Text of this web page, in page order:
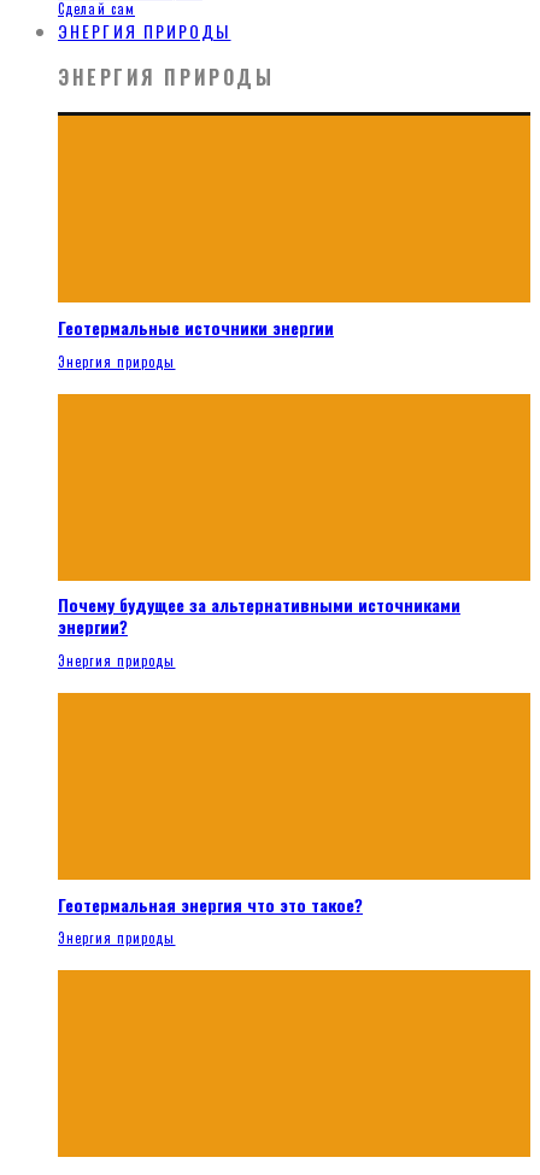
Сделай сам
ЭНЕРГИЯ ПРИРОДЫ
ЭНЕРГИЯ ПРИРОДЫ
Геотермальные источники энергии
Энергия природы
Почему будущее за альтернативными источниками
энергии?
Энергия природы
Геотермальная энергия что это такое?
Энергия природы